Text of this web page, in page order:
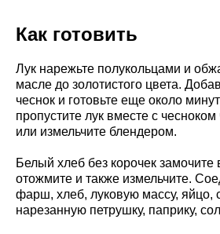
Как готовить
Лук нарежьте полукольцами и
масле до золотистого цвета.
чеснок и готовьте еще около
пропустите лук вместе с
или измельчите блендером.
Белый хлеб без корочек замочите
отожмите и также измельчите.
фарш, хлеб, луковую массу, яйцо,
нарезанную петрушку, паприку,